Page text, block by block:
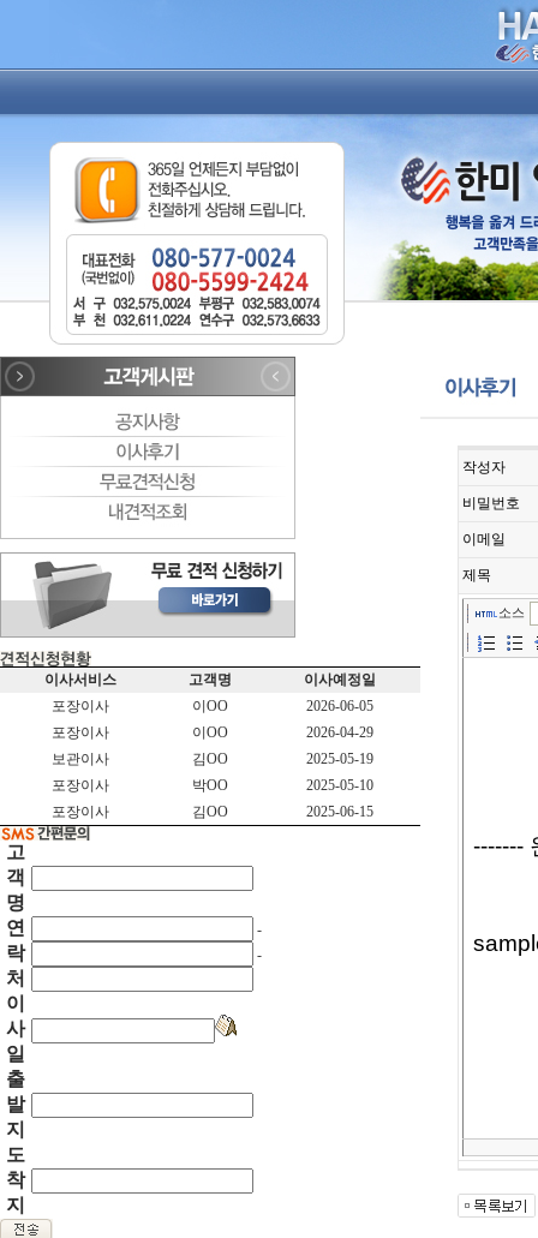
이사서비스 고객명
이사예정일
포장이사
이OO
2026-06-05
포장이사
이OO
2026-04-29
보관이사
김OO
2025-05-19
포장이사
박OO
2025-05-10
포장이사
김OO 2025-06-15
고
객
명
연
락
처
-
-
이
사
일
출
발
지
도
착
지
작성자
비밀번호
이메일
제목
소스